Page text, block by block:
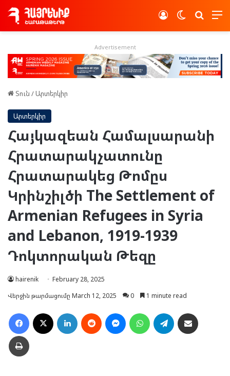
Switch skin
Log In
Advertisement
Տուն /Արտերկիր
Արտերկիր
Հայկազեան Համալսարանի
Հրատարակչատունը
Հրատարակեց Թոմըս
Կրինշիլծի The Settlement of
Armenian Refugees in Syria
and Lebanon, 1919-1939
Դոկտորական Թեզը
hairenik
February 28, 2025
Վերջին թարմացումը March 12, 2025
0 1 minute read
Facebook LinkedIn Reddit MessengerWhatsAppTelegram
Տպել